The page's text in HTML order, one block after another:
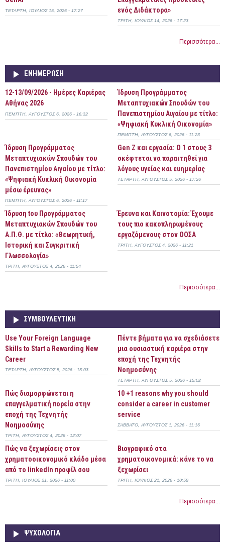
ΤΕΤΆΡΤΗ, ΙΟΎΛΙΟΣ 15, 2026 - 17:27
ενός Διδάκτορα»
ΤΡΊΤΗ, ΙΟΎΛΙΟΣ 14, 2026 - 17:23
Περισσότερα...
ΕΝΗΜΈΡΩΣΗ
12-13/09/2026 - Ημέρες Καριέρας
Αθήνας 2026
ΠΈΜΠΤΗ, ΑΎΓΟΥΣΤΟΣ 6, 2026 - 16:32
Ίδρυση Προγράμματος
Μεταπτυχιακών Σπουδών του
Πανεπιστημίου Αιγαίου με τίτλο:
«Ψηφιακή Κυκλική Οικονομία»
ΠΈΜΠΤΗ, ΑΎΓΟΥΣΤΟΣ 6, 2026 - 11:23
Ίδρυση Προγράμματος
Μεταπτυχιακών Σπουδών του
Πανεπιστημίου Αιγαίου με τίτλο:
«Ψηφιακή Κυκλική Οικονομία
μέσω έρευνας»
ΠΈΜΠΤΗ, ΑΎΓΟΥΣΤΟΣ 6, 2026 - 11:17
Gen Z και εργασία: Ο 1 στους 3
σκέφτεται να παραιτηθεί για
λόγους υγείας και ευημερίας
ΤΕΤΆΡΤΗ, ΑΎΓΟΥΣΤΟΣ 5, 2026 - 17:26
Ίδρυση tου Προγράμματος
Μεταπτυχιακών Σπουδών του
Α.Π.Θ. με τίτλο: «Θεωρητική,
Ιστορική και Συγκριτική
Γλωσσολογία»
ΤΡΊΤΗ, ΑΎΓΟΥΣΤΟΣ 4, 2026 - 11:54
Έρευνα και Καινοτομία: Έχουμε
τους πιο κακοπληρωμένους
εργαζόμενους στον ΟΟΣΑ
ΤΡΊΤΗ, ΑΎΓΟΥΣΤΟΣ 4, 2026 - 11:21
Περισσότερα...
ΣΥΜΒΟΥΛΕΥΤΙΚΉ
Use Your Foreign Language
Skills to Start a Rewarding New
Career
ΤΕΤΆΡΤΗ, ΑΎΓΟΥΣΤΟΣ 5, 2026 - 15:03
Πέντε βήματα για να σχεδιάσετε
μια ουσιαστική καριέρα στην
εποχή της Τεχνητής
Νοημοσύνης
ΤΕΤΆΡΤΗ, ΑΎΓΟΥΣΤΟΣ 5, 2026 - 15:02
Πώς διαμορφώνεται η
επαγγελματική πορεία στην
εποχή της Τεχνητής
Νοημοσύνης
ΤΡΊΤΗ, ΑΎΓΟΥΣΤΟΣ 4, 2026 - 12:07
10 +1 reasons why you should
consider a career in customer
service
ΣΆΒΒΑΤΟ, ΑΎΓΟΥΣΤΟΣ 1, 2026 - 11:16
Πώς να ξεχωρίσεις στον
χρηματοοικονομικό κλάδο μέσα
από το linkedIn προφίλ σου
ΤΡΊΤΗ, ΙΟΎΛΙΟΣ 21, 2026 - 11:00
Bιογραφικό στα
χρηματοικονομικά: κάνε το να
ξεχωρίσει
ΤΡΊΤΗ, ΙΟΎΛΙΟΣ 21, 2026 - 10:58
Περισσότερα...
ΨΥΧΟΛΟΓΊΑ